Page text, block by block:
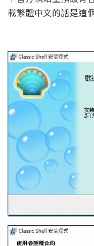
載繁體中文的話是這